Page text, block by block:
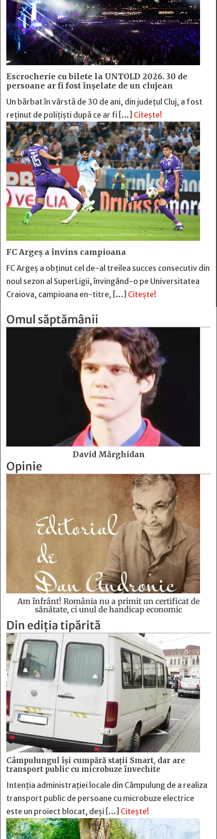
Escrocherie cu bilete la UNTOLD 2026. 30 de
persoane ar fi fost înșelate de un clujean
Un bărbat în vârstă de 30 de ani, din județul Cluj, a fost
reținut de polițiști după ce ar fi […] Citește!
FC Argeş a învins campioana
FC Argeş a obţinut cel de-al treilea succes consecutiv din
noul sezon al SuperLigii, învingând-o pe Universitatea
Craiova, campioana en-titre, […] Citește!
Omul săptămânii
David Mărghidan
Opinie
Am înfrânt! România nu a primit un certificat de
sănătate, ci unul de handicap economic
Din ediția tipărită
Câmpulungul îşi cumpără staţii Smart, dar are
transport public cu microbuze învechite
Intenția administrației locale din Câmpulung de a realiza
transport public de persoane cu microbuze electrice
este un proiect blocat, deși […] Citește!